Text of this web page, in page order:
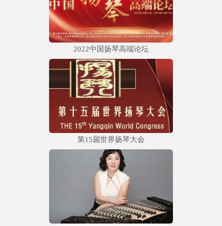
2022中国扬琴高端论坛
第15届世界扬琴大会